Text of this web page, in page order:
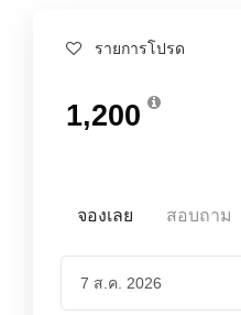
รายการโปรด
1,200
จองเลย สอบถาม